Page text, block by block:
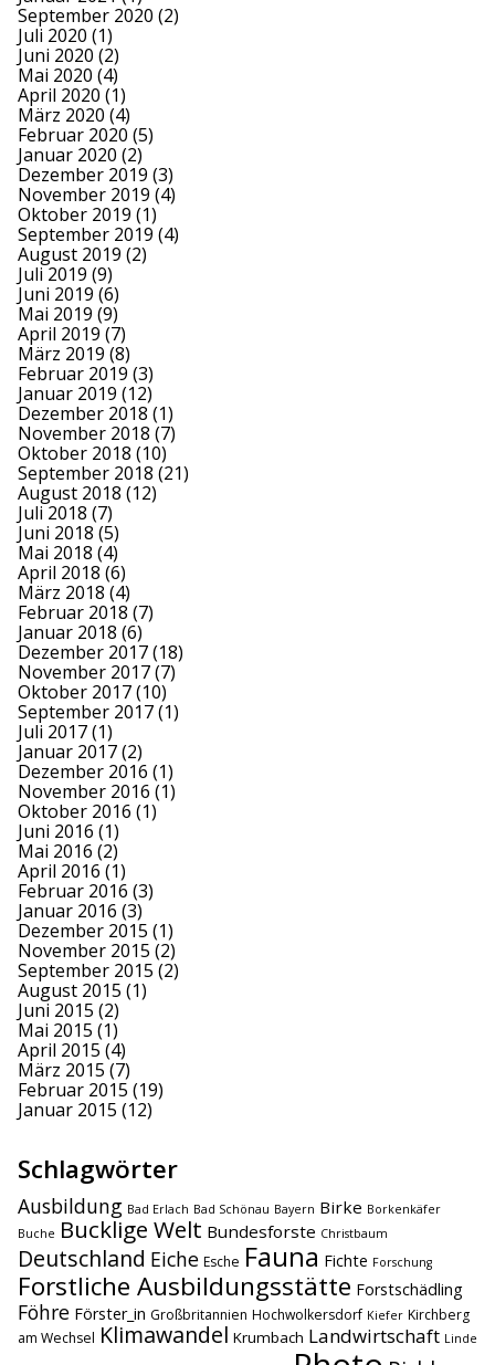
September 2020 (2)
Juli 2020 (1)
Juni 2020 (2)
Mai 2020 (4)
April 2020 (1)
März 2020 (4)
Februar 2020 (5)
Januar 2020 (2)
Dezember 2019 (3)
November 2019 (4)
Oktober 2019 (1)
September 2019 (4)
August 2019 (2)
Juli 2019 (9)
Juni 2019 (6)
Mai 2019 (9)
April 2019 (7)
März 2019 (8)
Februar 2019 (3)
Januar 2019 (12)
Dezember 2018 (1)
November 2018 (7)
Oktober 2018 (10)
September 2018 (21)
August 2018 (12)
Juli 2018 (7)
Juni 2018 (5)
Mai 2018 (4)
April 2018 (6)
März 2018 (4)
Februar 2018 (7)
Januar 2018 (6)
Dezember 2017(18)
November 2017(7)
Oktober 2017(10)
September 2017(1)
Juli 2017(1)
Januar 2017(2)
Dezember 2016 (1)
November 2016 (1)
Oktober 2016 (1)
Juni 2016 (1)
Mai 2016 (2)
April 2016 (1)
Februar 2016 (3)
Januar 2016 (3)
Dezember 2015 (1)
November 2015 (2)
September 2015 (2)
August 2015 (1)
Juni 2015 (2)
Mai 2015 (1)
April 2015 (4)
März 2015 (7)
Februar 2015 (19)
Januar 2015 (12)
Schlagwörter
Ausbildung Bad Erlach Bad Schönau Bayern Birke Borkenkäfer
Buche Bucklige Welt Bundesforste Christbaum
Deutschland Eiche Esche Fauna Fichte Forschung
Forstliche Ausbildungsstätte Forstschädling
Föhre Förster_in Großbritannien Hochwolkersdorf Kiefer Kirchberg
am Wechsel Klimawandel Krumbach Landwirtschaft Linde